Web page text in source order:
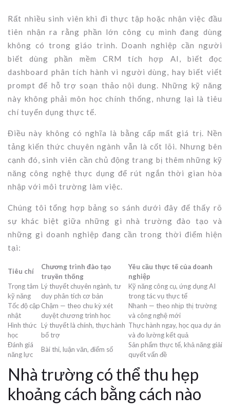
Rất nhiều sinh viên khi đi thực tập hoặc nhận việc đầu
tiên nhận ra rằng phần lớn công cụ mình đang dùng
không có trong giáo trình. Doanh nghiệp cần người
biết dùng phần mềm CRM tích hợp AI, biết đọc
dashboard phân tích hành vi người dùng, hay biết viết
prompt để hỗ trợ soạn thảo nội dung. Những kỹ năng
này không phải môn học chính thống, nhưng lại là tiêu
chí tuyển dụng thực tế.
Điều này không có nghĩa là bằng cấp mất giá trị. Nền
tảng kiến thức chuyên ngành vẫn là cốt lõi. Nhưng bên
cạnh đó, sinh viên cần chủ động trang bị thêm những kỹ
năng công nghệ thực dụng để rút ngắn thời gian hòa
nhập với môi trường làm việc.
Chúng tôi tổng hợp bảng so sánh dưới đây để thấy rõ
sự khác biệt giữa những gì nhà trường đào tạo và
những gì doanh nghiệp đang cần trong thời điểm hiện
tại:
Tiêu chí
Chương trình đào tạo
truyền thống
Yêu cầu thực tế của doanh
nghiệp
Trọng tâm
kỹ năng
Lý thuyết chuyên ngành, tư
duy phân tích cơ bản
Kỹ năng công cụ, ứng dụng AI
trong tác vụ thực tế
Tốc độ cập
nhật
Chậm — theo chu kỳ xét
duyệt chương trình học
Nhanh — theo nhịp thị trường
và công nghệ mới
Hình thức
học
Lý thuyết là chính, thực hành
bổ trợ
Thực hành ngay, học qua dự án
và đo lường kết quả
Đánh giá
năng lực
Bài thi, luận văn, điểm số
Sản phẩm thực tế, khả năng giải
quyết vấn đề
Nhà trường có thể thu hẹp
khoảng cách bằng cách nào